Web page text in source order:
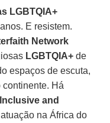
LGBTQIA+
E resistem.
Network
LGBTQIA+ de
espaços de escuta,
Há
Inclusive and
na África do